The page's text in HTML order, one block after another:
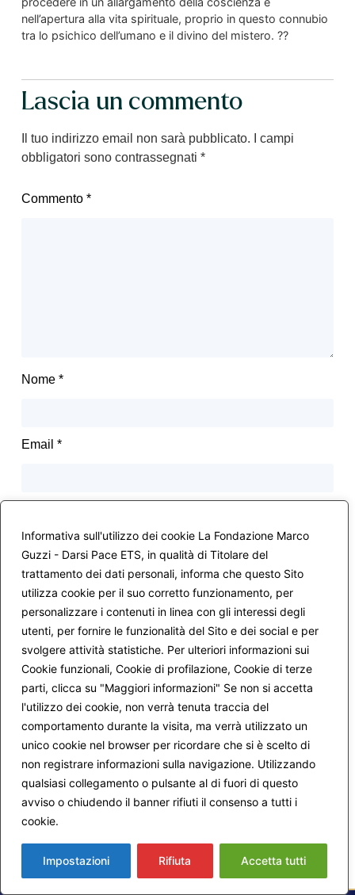
Informativa sull'utilizzo dei cookie La Fondazione Marco
Guzzi - Darsi Pace ETS, in qualità di Titolare del
trattamento dei dati personali, informa che questo Sito
utilizza cookie per il suo corretto funzionamento, per
personalizzare i contenuti in linea con gli interessi degli
utenti, per fornire le funzionalità del Sito e dei social e per
svolgere attività statistiche. Per ulteriori informazioni sui
Cookie funzionali, Cookie di profilazione, Cookie di terze
parti, clicca su "Maggiori informazioni" Se non si accetta
l'utilizzo dei cookie, non verrà tenuta traccia del
comportamento durante la visita, ma verrà utilizzato un
unico cookie nel browser per ricordare che si è scelto di
non registrare informazioni sulla navigazione. Utilizzando
qualsiasi collegamento o pulsante al di fuori di questo
avviso o chiudendo il banner rifiuti il consenso a tutti i
cookie.
Impostazioni Rifiuta Accetta tutti
nell’apertura alla vita spirituale, proprio in questo connubio
tra lo psichico dell’umano e il divino del mistero. ??
Lascia un commento
Il tuo indirizzo email non sarà pubblicato.
I campi
obbligatori sono contrassegnati *
Commento *
Nome *
Email *
Avvertimi via email in caso di risposte al mio
commento.
Avvertimi via email alla pubblicazione di un nuovo
articolo.